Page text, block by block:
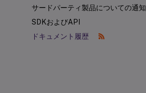
サードパーティ製品についての通知
SDKおよびAPI
ドキュメント履歴